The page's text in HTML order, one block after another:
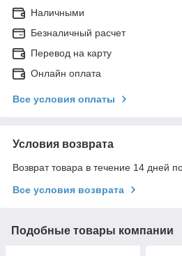
Наличными
Безналичный расчет
Перевод на карту
Онлайн оплата
Все условия оплаты
Условия возврата
Возврат товара в течение 14 дней
Все условия возврата
Подобные товары компании